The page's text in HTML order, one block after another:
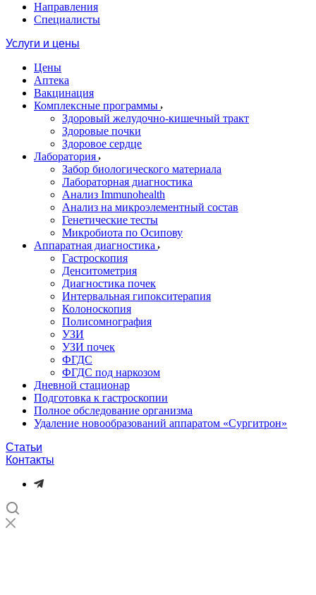
Направления
Специалисты
Услуги и цены
Цены
Аптека
Вакцинация
Комплексные программы
Здоровый желудочно-кишечный тракт
Здоровые почки
Здоровое сердце
Лаборатория
Забор биологического материала
Лабораторная диагностика
Анализ Immunohealth
Анализ на микроэлементный состав
Генетические тесты
Микробиота по Осипову
Аппаратная диагностика
Гастроскопия
Денситометрия
Диагностика почек
Интервальная гипокситерапия
Колоноскопия
Полисомнография
УЗИ
УЗИ почек
ФГДС
ФГДС под наркозом
Дневной стационар
Подготовка к гастроскопии
Полное обследование организма
Удаление новообразований аппаратом «Сургитрон»‎
Статьи
Контакты